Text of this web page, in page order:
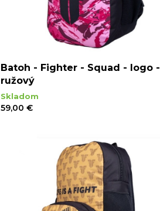
Batoh - Fighter - Squad - logo -
ružový
Skladom
59,00 €